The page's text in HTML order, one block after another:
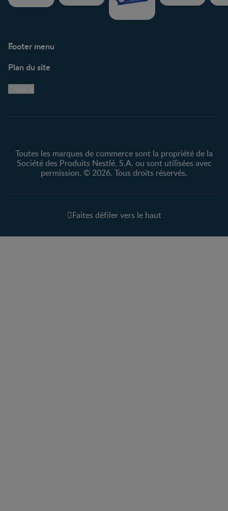
Footer menu
Centre de soutien
Avis légaux
Protection des
Plan du site
Toutes les marques de commerce sont la propriété de la
Société des Produits Nestlé, S.A. ou sont utilisées avec
permission. © 2026. Tous droits réservés.
Faites défiler vers le haut